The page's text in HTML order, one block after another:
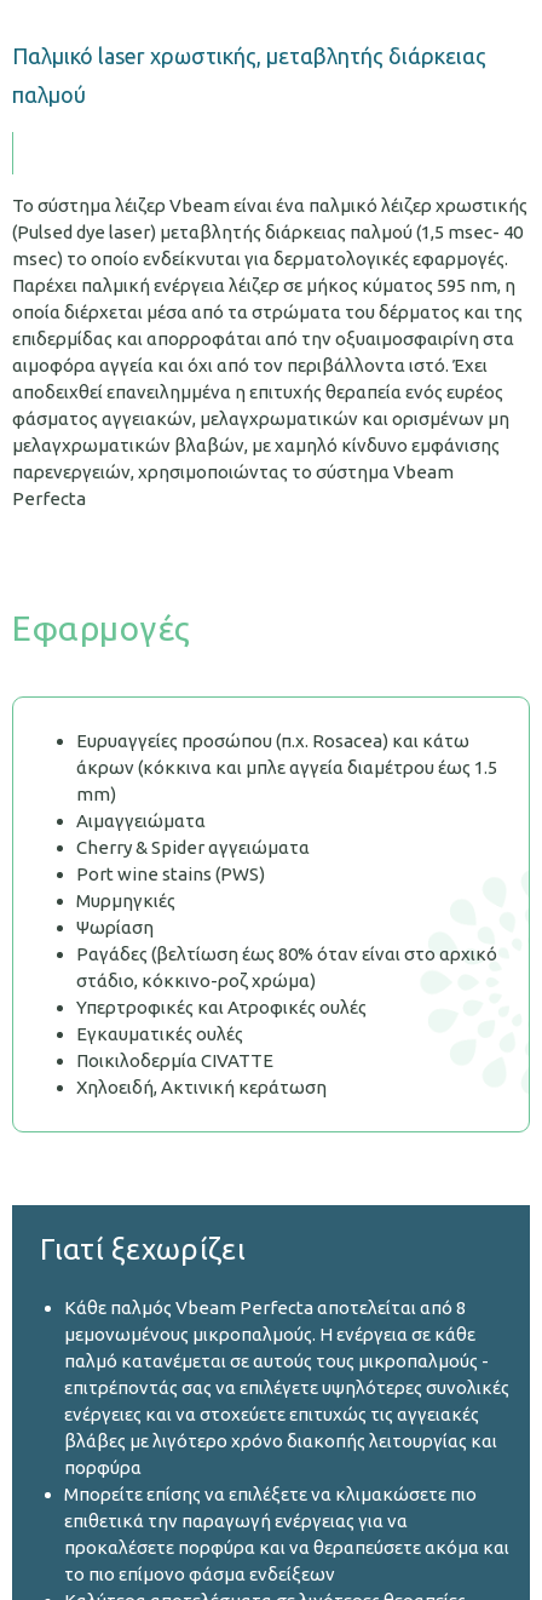
Παλμικό laser χρωστικής, μεταβλητής διάρκειας
παλμού
Το σύστημα λέιζερ Vbeam είναι ένα παλμικό λέιζερ χρωστικής
(Pulsed dye laser) μεταβλητής διάρκειας παλμού (1,5 msec- 40
msec) το οποίο ενδείκνυται για δερματολογικές εφαρμογές.
Παρέχει παλμική ενέργεια λέιζερ σε μήκος κύματος 595 nm, η
οποία διέρχεται μέσα από τα στρώματα του δέρματος και της
επιδερμίδας και απορροφάται από την οξυαιμοσφαιρίνη στα
αιμοφόρα αγγεία και όχι από τον περιβάλλοντα ιστό. Έχει
αποδειχθεί επανειλημμένα η επιτυχής θεραπεία ενός ευρέος
φάσματος αγγειακών, μελαγχρωματικών και ορισμένων μη
μελαγχρωματικών βλαβών, με χαμηλό κίνδυνο εμφάνισης
παρενεργειών, χρησιμοποιώντας το σύστημα Vbeam
Perfecta
Εφαρμογές
Ευρυαγγείες προσώπου (π.χ. Rosacea) και κάτω
άκρων (κόκκινα και μπλε αγγεία διαμέτρου έως 1.5
mm)
Αιμαγγειώματα
Cherry & Spider αγγειώματα
Port wine stains (PWS)
Μυρμηγκιές
Ψωρίαση
Ραγάδες (βελτίωση έως 80% όταν είναι στο αρχικό
στάδιο, κόκκινο-ροζ χρώμα)
Υπερτροφικές και Ατροφικές ουλές
Εγκαυματικές ουλές
Ποικιλοδερμία CIVATTE
Χηλοειδή, Ακτινική κεράτωση
Γιατί ξεχωρίζει
Κάθε παλμός Vbeam Perfecta αποτελείται από 8
μεμονωμένους μικροπαλμούς. Η ενέργεια σε κάθε
παλμό κατανέμεται σε αυτούς τους μικροπαλμούς -
επιτρέποντάς σας να επιλέγετε υψηλότερες συνολικές
ενέργειες και να στοχεύετε επιτυχώς τις αγγειακές
βλάβες με λιγότερο χρόνο διακοπής λειτουργίας και
πορφύρα
Μπορείτε επίσης να επιλέξετε να κλιμακώσετε πιο
επιθετικά την παραγωγή ενέργειας για να
προκαλέσετε πορφύρα και να θεραπεύσετε ακόμα και
το πιο επίμονο φάσμα ενδείξεων